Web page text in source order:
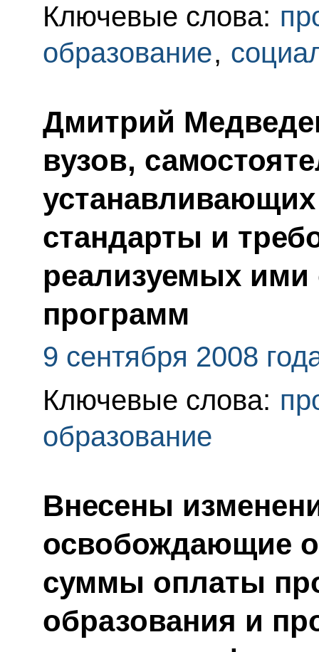
Ключевые слова:
образование,
Дмитрий
вузов,
стандарты и
реализуемых ими
программ
9 сентября 2008
Ключевые слова:
образование
Внесены
освобождающие
суммы оплаты
образования и